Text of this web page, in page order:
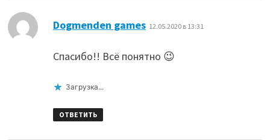
Dogmenden games: 12.05.2020 в 13:31
Спасибо!! Всё понятно 😉
Загрузка...
ОТВЕТИТЬ